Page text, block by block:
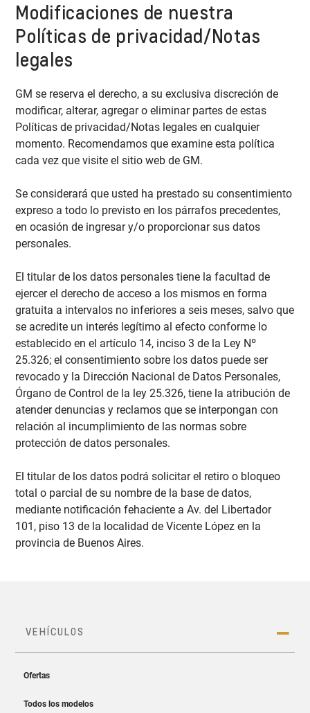
Modificaciones de nuestra
Políticas de privacidad/Notas
legales
GM se reserva el derecho, a su exclusiva discreción de
modificar, alterar, agregar o eliminar partes de estas
Políticas de privacidad/Notas legales en cualquier
momento. Recomendamos que examine esta política
cada vez que visite el sitio web de GM.
Se considerará que usted ha prestado su consentimiento
expreso a todo lo previsto en los párrafos precedentes,
en ocasión de ingresar y/o proporcionar sus datos
personales.
El titular de los datos personales tiene la facultad de
ejercer el derecho de acceso a los mismos en forma
gratuita a intervalos no inferiores a seis meses, salvo que
se acredite un interés legítimo al efecto conforme lo
establecido en el artículo 14, inciso 3 de la Ley Nº
25.326; el consentimiento sobre los datos puede ser
revocado y la Dirección Nacional de Datos Personales,
Órgano de Control de la ley 25.326, tiene la atribución de
atender denuncias y reclamos que se interpongan con
relación al incumplimiento de las normas sobre
protección de datos personales.
El titular de los datos podrá solicitar el retiro o bloqueo
total o parcial de su nombre de la base de datos,
mediante notificación fehaciente a Av. del Libertador
101, piso 13 de la localidad de Vicente López en la
provincia de Buenos Aires.